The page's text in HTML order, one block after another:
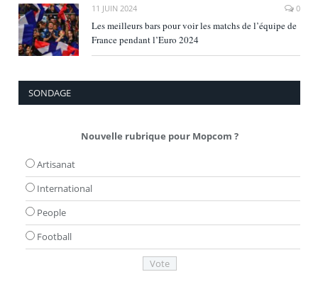
11 JUIN 2024 0
Les meilleurs bars pour voir les matchs de l’équipe de
France pendant l’Euro 2024
SONDAGE
Nouvelle rubrique pour Mopcom ?
Artisanat
International
People
Football